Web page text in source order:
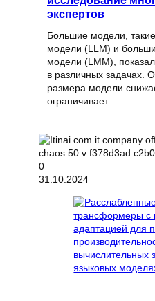
экспертов
Большие модели,
модели (LLM) и
модели (LMM),
в различных задачах.
размера модели
ограничивает…
31.10.2024